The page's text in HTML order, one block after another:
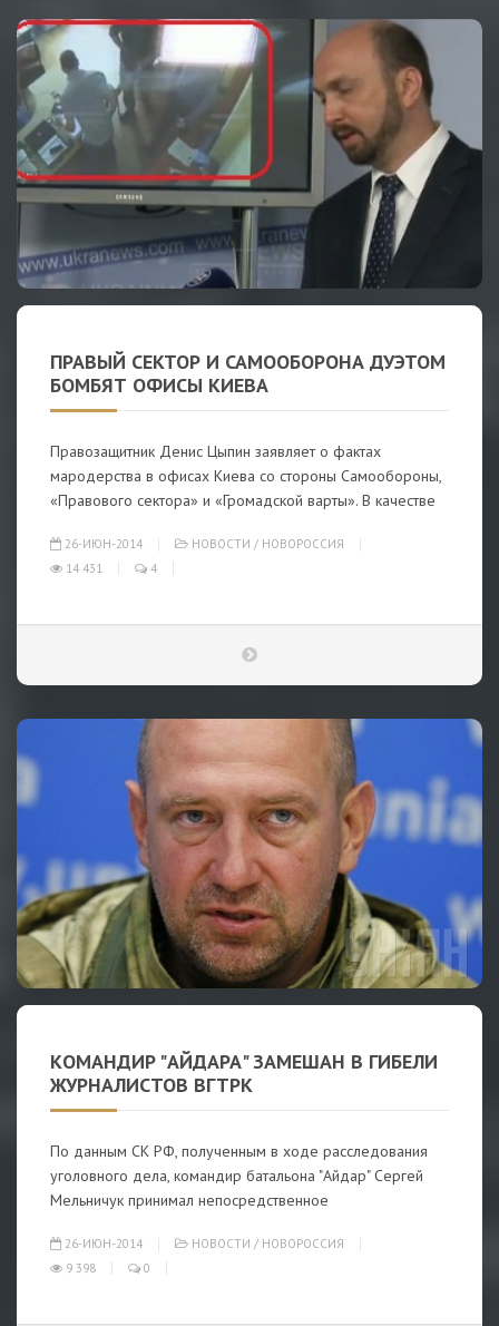
ПРАВЫЙ СЕКТОР И САМООБОРОНА ДУЭТОМ
БОМБЯТ ОФИСЫ КИЕВА
Правозащитник Денис Цыпин заявляет о фактах
мародерства в офисах Киева со стороны Самообороны,
«Правового сектора» и «Громадской варты». В качестве
26-ИЮН-2014 НОВОСТИ / НОВОРОССИЯ
14 431
4
КОМАНДИР "АЙДАРА" ЗАМЕШАН В ГИБЕЛИ
ЖУРНАЛИСТОВ ВГТРК
По данным СК РФ, полученным в ходе расследования
уголовного дела, командир батальона "Айдар" Сергей
Мельничук принимал непосредственное
26-ИЮН-2014 НОВОСТИ / НОВОРОССИЯ
9 398
0